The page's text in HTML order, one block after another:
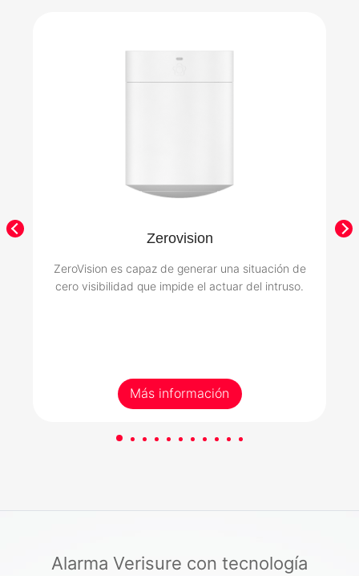
Zerovision
ZeroVision es capaz de generar una situación de
cero visibilidad que impide el actuar del intruso.
Más información
Alarma Verisure con tecnología